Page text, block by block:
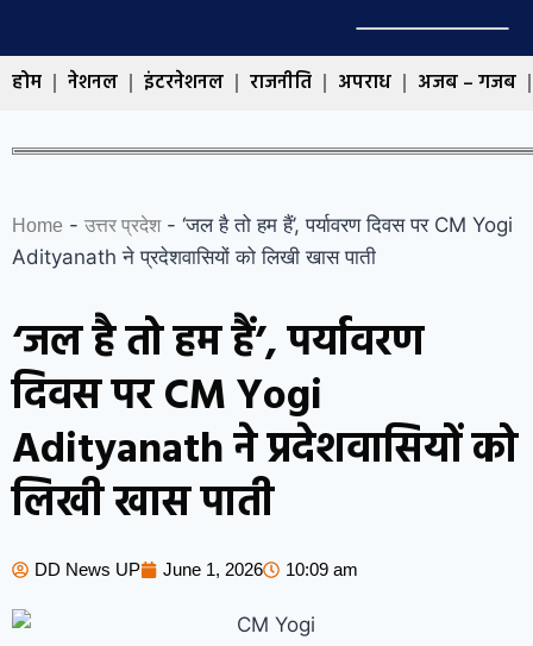
होम नेशनल इंटरनेशनल राजनीति अपराध अजब – गजब
Home - उत्तर प्रदेश- ‘जल है तो हम हैं’, पर्यावरण दिवस पर CM Yogi
Adityanath ने प्रदेशवासियों को लिखी खास पाती
‘जल है तो हम हैं’, पर्यावरण
दिवस पर CM Yogi
Adityanath ने प्रदेशवासियों को
लिखी खास पाती
DD News UP June 1, 2026 10:09 am